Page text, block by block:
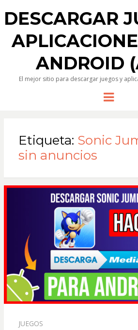
DESCARGAR
ANDROID
El mejor sitio para descargar juegos y
Menu
Etiqueta: Sonic
sin anuncios
JUEGOS